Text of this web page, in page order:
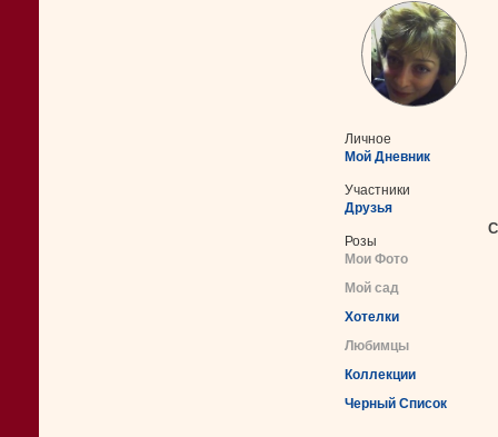
Личное
Мой Дневник
Участники
Друзья
Розы
Мои Фото
Мой сад
Хотелки
Любимцы
Коллекции
Черный Список